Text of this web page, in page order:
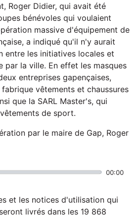
Roger Didier, qui avait été
bénévoles qui voulaient
massive d'équipement de
a indiqué qu'il n'y aurait
entre les initiatives locales et
par la ville. En effet les masques
entreprises gapençaises,
fabrique vêtements et chaussures
que la SARL Master's, qui
de sport.
par le maire de Gap, Roger
00:00
et les notices d'utilisation qui
livrés dans les 19 868